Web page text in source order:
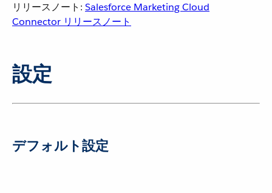
リリースノート: Salesforce Marketing Cloud
Connector リリースノート
設定
デフォルト設定